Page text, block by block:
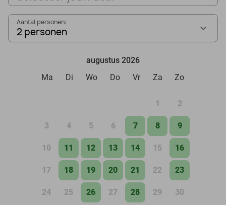
Aantal personen:
2 personen
augustus 2026
Ma
Di Wo Do Vr Za Zo
1 2
3 4 5 6 7 8 9
10 11 12 13 14 15 16
17 18 19 20 21 22 23
24 25 26 27 28 29 30